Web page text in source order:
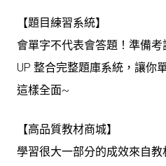
【題目練習系統】
會單字不代表會答題！準備考
UP 整合完整題庫系統，讓你
這樣全面~
【高品質教材商城】
學習很大一部分的成效來自